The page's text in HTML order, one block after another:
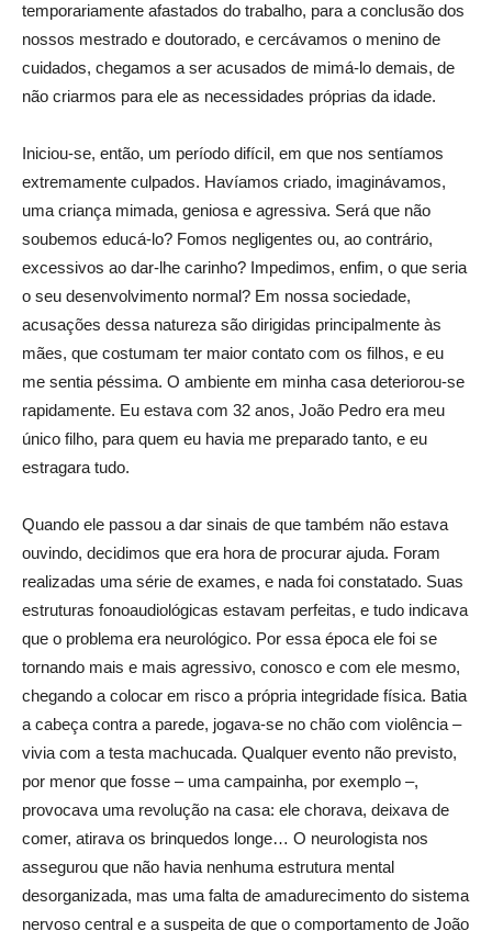
temporariamente afastados do trabalho, para a conclusão dos
nossos mestrado e doutorado, e cercávamos o menino de
cuidados, chegamos a ser acusados de mimá-lo demais, de
não criarmos para ele as necessidades próprias da idade.
Iniciou-se, então, um período difícil, em que nos sentíamos
extremamente culpados. Havíamos criado, imaginávamos,
uma criança mimada, geniosa e agressiva. Será que não
soubemos educá-lo? Fomos negligentes ou, ao contrário,
excessivos ao dar-lhe carinho? Impedimos, enfim, o que seria
o seu desenvolvimento normal? Em nossa sociedade,
acusações dessa natureza são dirigidas principalmente às
mães, que costumam ter maior contato com os filhos, e eu
me sentia péssima. O ambiente em minha casa deteriorou-se
rapidamente. Eu estava com 32 anos, João Pedro era meu
único filho, para quem eu havia me preparado tanto, e eu
estragara tudo.
Quando ele passou a dar sinais de que também não estava
ouvindo, decidimos que era hora de procurar ajuda. Foram
realizadas uma série de exames, e nada foi constatado. Suas
estruturas fonoaudiológicas estavam perfeitas, e tudo indicava
que o problema era neurológico. Por essa época ele foi se
tornando mais e mais agressivo, conosco e com ele mesmo,
chegando a colocar em risco a própria integridade física. Batia
a cabeça contra a parede, jogava-se no chão com violência –
vivia com a testa machucada. Qualquer evento não previsto,
por menor que fosse – uma campainha, por exemplo –,
provocava uma revolução na casa: ele chorava, deixava de
comer, atirava os brinquedos longe… O neurologista nos
assegurou que não havia nenhuma estrutura mental
desorganizada, mas uma falta de amadurecimento do sistema
nervoso central e a suspeita de que o comportamento de João